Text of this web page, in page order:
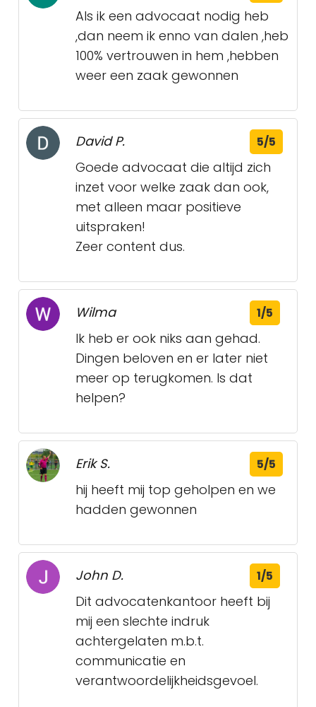
Als ik een advocaat nodig heb
,dan neem ik enno van dalen ,heb
100% vertrouwen in hem ,hebben
weer een zaak gewonnen
David P. 5/5
Goede advocaat die altijd zich
inzet voor welke zaak dan ook,
met alleen maar positieve
uitspraken!
Zeer content dus.
Wilma 1/5
Ik heb er ook niks aan gehad.
Dingen beloven en er later niet
meer op terugkomen. Is dat
helpen?
Erik S. 5/5
hij heeft mij top geholpen en we
hadden gewonnen
John D. 1/5
Dit advocatenkantoor heeft bij
mij een slechte indruk
achtergelaten m.b.t.
communicatie en
verantwoordelijkheidsgevoel.